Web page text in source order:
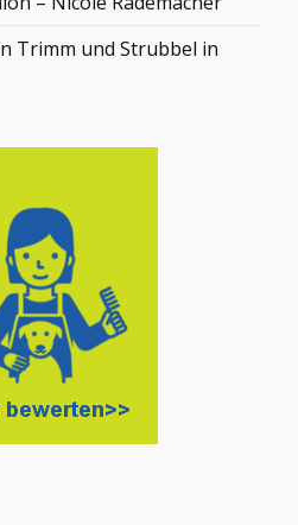
Trimm und Strubbel in